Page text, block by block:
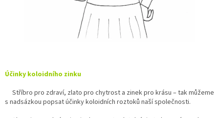
Účinky koloidního zinku
Stříbro pro zdraví, zlato pro chytrost a zinek pro krásu – tak můžeme
s nadsázkou popsat účinky koloidních roztoků naší společnosti.